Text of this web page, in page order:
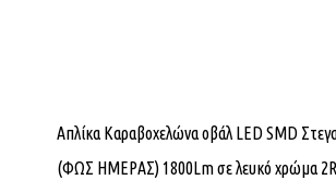
Απλίκα Καραβοχελώνα οβάλ LED SMD
(ΦΩΣ ΗΜΕΡΑΣ) 1800Lm σε λευκό χρώμα